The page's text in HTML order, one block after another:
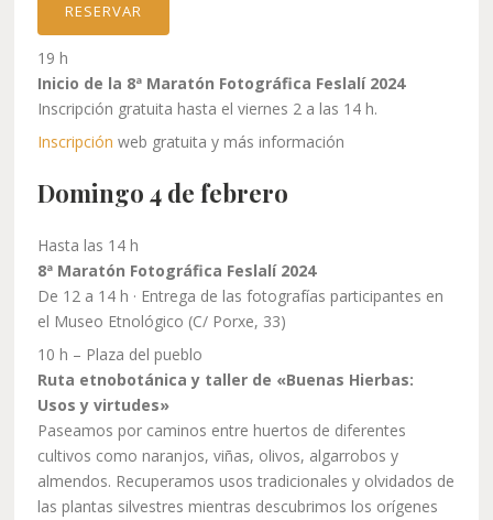
RESERVAR
19 h
Inicio de la 8ª Maratón Fotográfica Feslalí 2024
Inscripción gratuita hasta el viernes 2 a las 14 h.
Inscripción web gratuita y más información
Domingo 4 de febrero
Hasta las 14 h
8ª Maratón Fotográfica Feslalí 2024
De 12 a 14 h · Entrega de las fotografías participantes en
el Museo Etnológico (C/ Porxe, 33)
10 h – Plaza del pueblo
Ruta etnobotánica y taller de «Buenas Hierbas:
Usos y virtudes»
Paseamos por caminos entre huertos de diferentes
cultivos como naranjos, viñas, olivos, algarrobos y
almendos. Recuperamos usos tradicionales y olvidados de
las plantas silvestres mientras descubrimos los orígenes